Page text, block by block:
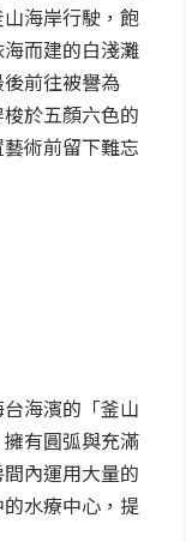
海岸行駛，飽
而建的白淺灘
前往被譽為
於五顏六色的
術前留下難忘
海濱的「釜山
有圓弧與充滿
內運用大量的
水療中心，提